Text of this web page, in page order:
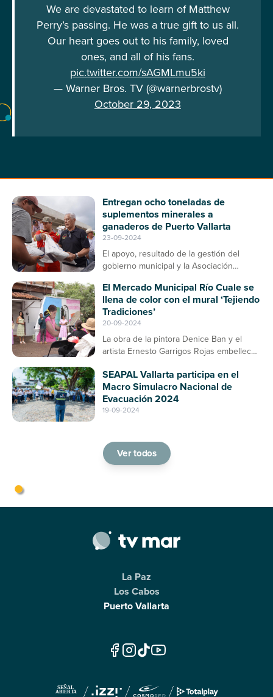
We are devastated to learn of Matthew
Perry’s passing. He was a true gift to us all.
Our heart goes out to his family, loved
ones, and all of his fans.
pic.twitter.com/sAGMLmu5ki
— Warner Bros. TV (@warnerbrostv)
October 29, 2023
Entregan ocho toneladas de
suplementos minerales a
ganaderos de Puerto Vallarta
23-09-2024
El apoyo, resultado de la gestión del
gobierno municipal y la Asociación
enfermedades en el ganado bovino
El Mercado Municipal Río Cuale se
llena de color con el mural ‘Tejiendo
Tradiciones’
20-09-2024
La obra de la pintora Denice Ban y el
artista Ernesto Garrigos Rojas embellece
como un espacio de arte y cultura en
Puerto Vallarta
SEAPAL Vallarta participa en el
Macro Simulacro Nacional de
Evacuación 2024
19-09-2024
Ver todos
La Paz
Los Cabos
Puerto Vallarta